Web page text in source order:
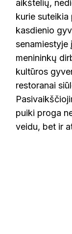
aikštelių,
kurie
kasdienio
senamiestyje
menininkų
kultūros
restoranai
puiki proga
veidu, bet ir